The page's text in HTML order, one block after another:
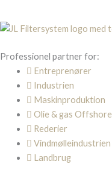
Professionel partner for:
Entreprenører
Industrien
Maskinproduktion
Olie & gas Offshore
Rederier
Vindmølleindustrien
Landbrug